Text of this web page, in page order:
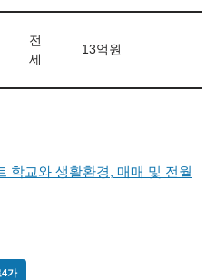
전
세
13억원
학교와 생활환경, 매매 및 전월
4가